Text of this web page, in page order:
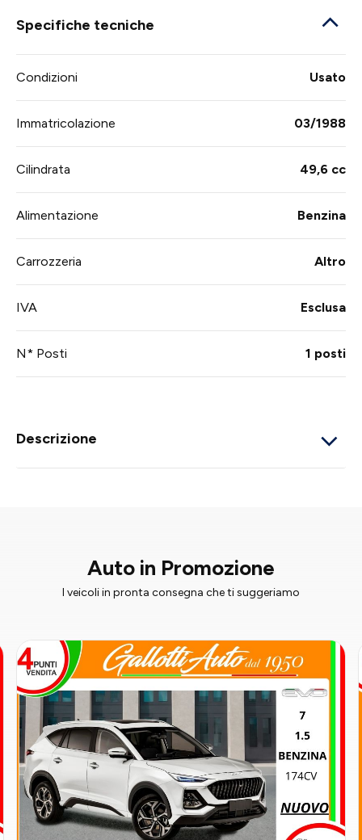
Specifiche tecniche
Condizioni Usato
Immatricolazione 03/1988
Cilindrata 49,6 cc
Alimentazione Benzina
Carrozzeria Altro
IVA Esclusa
N* Posti 1 posti
Descrizione
Auto in Promozione
I veicoli in pronta consegna che ti suggeriamo